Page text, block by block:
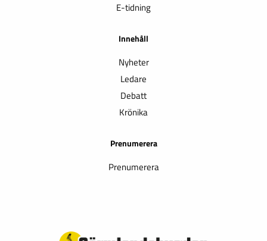
E-tidning
Innehåll
Nyheter
Ledare
Debatt
Krönika
Prenumerera
Prenumerera